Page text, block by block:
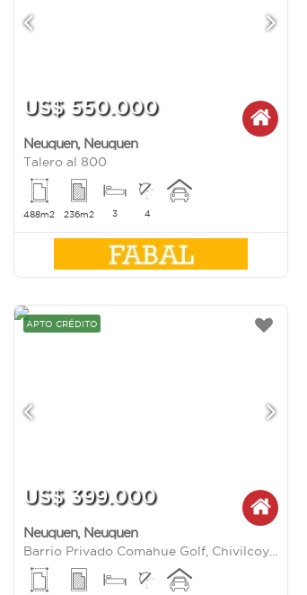
US$ 550.000
Neuquen, Neuquen
Talero al 800
488m2 236m2 3 4
APTO CRÉDITO
US$ 399.000
Neuquen, Neuquen